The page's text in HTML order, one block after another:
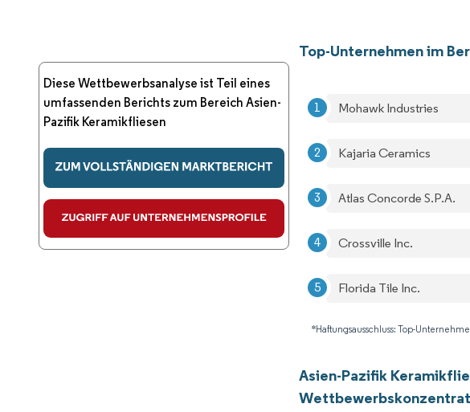
Diese Wettbewerbsanalyse ist Teil eines
umfassenden Berichts zum Bereich Asien-
Pazifik Keramikfliesen
Top-Unternehmen im
Mohawk Industries
Kajaria Ceramics
Atlas Concorde S.P.A.
Crossville Inc.
Florida Tile Inc.
*Haftungsausschluss: Top-
Asien-Pazifik